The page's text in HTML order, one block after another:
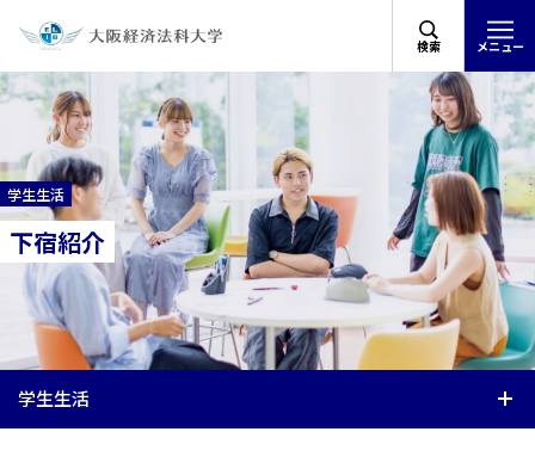
検索 メニュー
学生生活
下宿紹介
学生生活